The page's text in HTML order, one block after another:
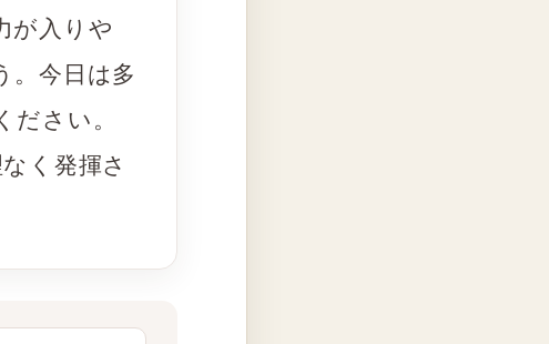
が入りや
。今日は多
ださい。
く発揮さ